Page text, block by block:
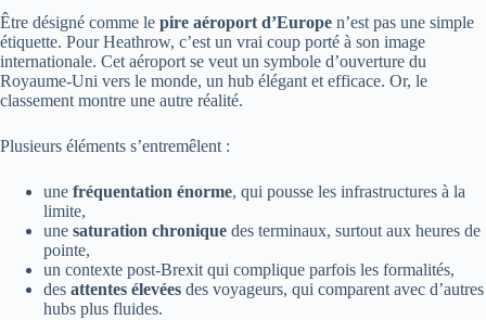
Être désigné comme le pire aéroport d’Europe n’est pas une simple
étiquette. Pour Heathrow, c’est un vrai coup porté à son image
internationale. Cet aéroport se veut un symbole d’ouverture du
Royaume-Uni vers le monde, un hub élégant et efficace. Or, le
classement montre une autre réalité.
Plusieurs éléments s’entremêlent :
une fréquentation énorme, qui pousse les infrastructures à la
limite,
une saturation chronique des terminaux, surtout aux heures de
pointe,
un contexte post-Brexit qui complique parfois les formalités,
des attentes élevées des voyageurs, qui comparent avec d’autres
hubs plus fluides.